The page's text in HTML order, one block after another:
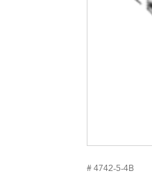
# 4742-5-4B